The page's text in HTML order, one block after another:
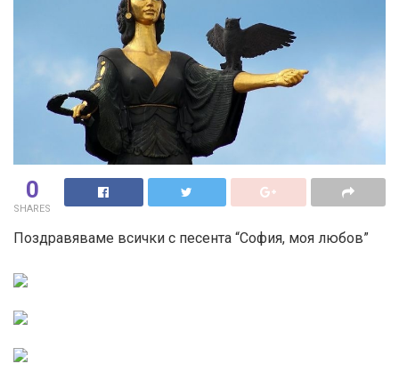
0
SHARES
Поздравяваме всички с песента “София, моя любов”